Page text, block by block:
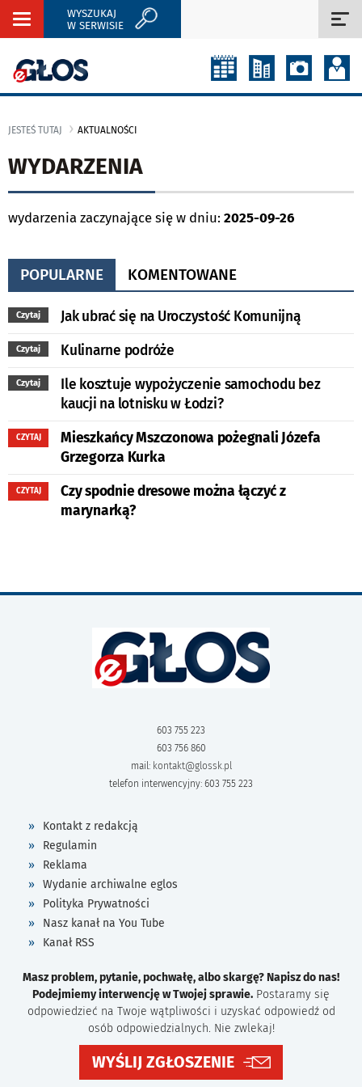
Rozwiń
WYSZUKAJ
W SERWISIE
JESTEŚ TUTAJ AKTUALNOŚCI
WYDARZENIA
wydarzenia zaczynające się w dniu: 2025-09-26
POPULARNE KOMENTOWANE
Czytaj Jak ubrać się na Uroczystość Komunijną
Czytaj Kulinarne podróże
Czytaj
Ile kosztuje wypożyczenie samochodu bez
kaucji na lotnisku w Łodzi?
CZYTAJ
Mieszkańcy Mszczonowa pożegnali Józefa
Grzegorza Kurka
CZYTAJ
Czy spodnie dresowe można łączyć z
marynarką?
603 755 223
603 756 860
mail: kontakt@glossk.pl
telefon interwencyjny: 603 755 223
Kontakt z redakcją
Regulamin
Reklama
Wydanie archiwalne eglos
Polityka Prywatności
Nasz kanał na You Tube
Kanał RSS
Masz problem, pytanie, pochwałę, albo skargę? Napisz do nas!
Podejmiemy interwencję w Twojej sprawie. Postaramy się
odpowiedzieć na Twoje wątpliwości i uzyskać odpowiedź od
osób odpowiedzialnych. Nie zwlekaj!
WYŚLIJ ZGŁOSZENIE